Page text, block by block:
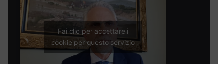
Fai clic per accettare i
cookie per questo servizio